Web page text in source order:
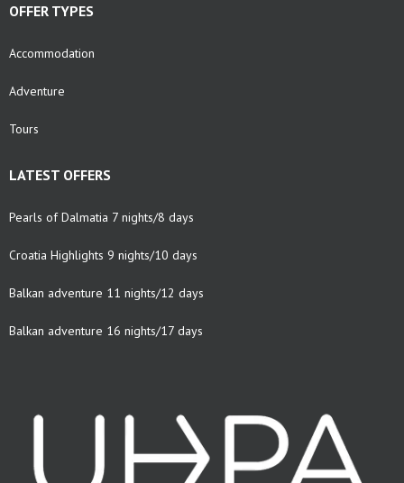
OFFER TYPES
Accommodation
Adventure
Tours
LATEST OFFERS
Pearls of Dalmatia 7 nights/8 days
Croatia Highlights 9 nights/10 days
Balkan adventure 11 nights/12 days
Balkan adventure 16 nights/17 days